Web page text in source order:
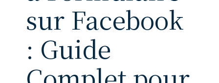
sur Facebook
: Guide